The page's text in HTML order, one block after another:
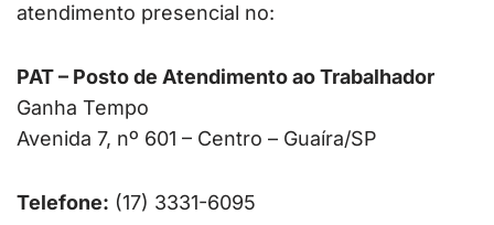
atendimento presencial no:
PAT – Posto de Atendimento ao Trabalhador
Ganha Tempo
Avenida 7, nº 601 – Centro – Guaíra/SP
Telefone: (17) 3331-6095